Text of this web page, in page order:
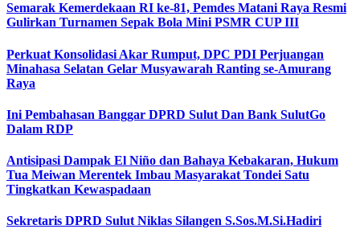
Semarak Kemerdekaan RI ke-81, Pemdes Matani Raya Resmi
Gulirkan Turnamen Sepak Bola Mini PSMR CUP III
Perkuat Konsolidasi Akar Rumput, DPC PDI Perjuangan
Minahasa Selatan Gelar Musyawarah Ranting se-Amurang
Raya
Ini Pembahasan Banggar DPRD Sulut Dan Bank SulutGo
Dalam RDP
Antisipasi Dampak El Niño dan Bahaya Kebakaran, Hukum
Tua Meiwan Merentek Imbau Masyarakat Tondei Satu
Tingkatkan Kewaspadaan
Sekretaris DPRD Sulut Niklas Silangen S.Sos.M.Si.Hadiri